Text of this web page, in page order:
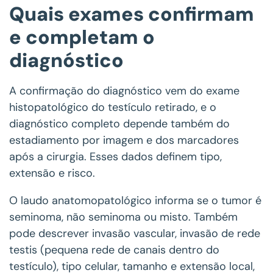
Quais exames confirmam
e completam o
diagnóstico
A confirmação do diagnóstico vem do exame
histopatológico do testículo retirado, e o
diagnóstico completo depende também do
estadiamento por imagem e dos marcadores
após a cirurgia. Esses dados definem tipo,
extensão e risco.
O laudo anatomopatológico informa se o tumor é
seminoma, não seminoma ou misto. Também
pode descrever invasão vascular, invasão de rede
testis (pequena rede de canais dentro do
testículo), tipo celular, tamanho e extensão local,